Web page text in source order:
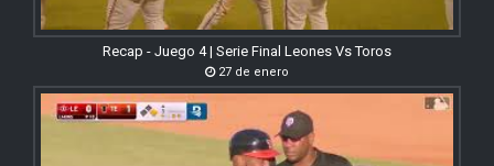
Recap - Juego 4 | Serie Final Leones Vs Toros
27 de enero